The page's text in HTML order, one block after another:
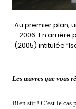
Au premier plan,
2006. En arrière
(2005) intitulée
Les œuvres que vous
Bien sûr ! C’est le cas